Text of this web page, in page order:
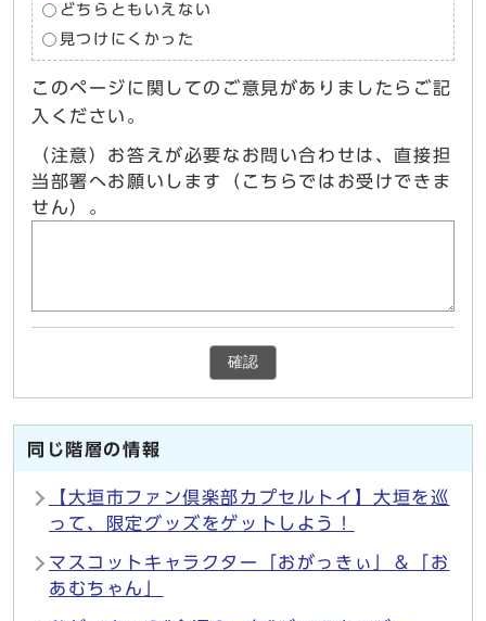
どちらともいえない
見つけにくかった
このページに関してのご意見がありましたらご記
入ください。
（注意）お答えが必要なお問い合わせは、直接担
当部署へお願いします（こちらではお受けできま
せん）。
確認
同じ階層の情報
【大垣市ファン倶楽部カプセルトイ】大垣を巡
って、限定グッズをゲットしよう！
マスコットキャラクター「おがっきぃ」＆「お
あむちゃん」